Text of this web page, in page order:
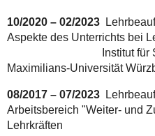
10/2020 – 02/2023
Aspekte des Unterrichts bei
Institut für
Maximilians-Universität
08/2017 – 07/2023
Arbeitsbereich "Weiter- und
Lehrkräften